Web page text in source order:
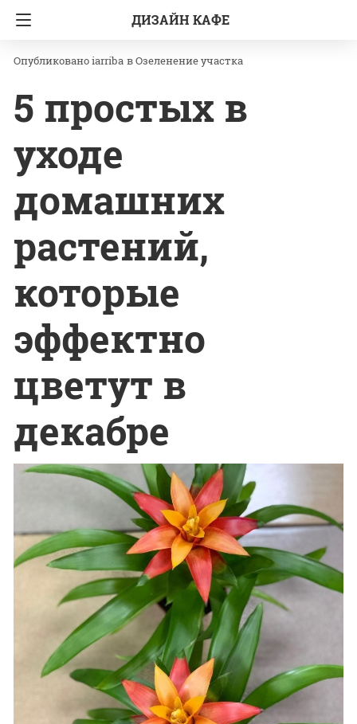
ДИЗАЙН КАФЕ
Главная Озеленение участка
iarriba вОзеленение участка
5 простых в
уходе
домашних
растений,
которые
эффектно
цветут в
декабре